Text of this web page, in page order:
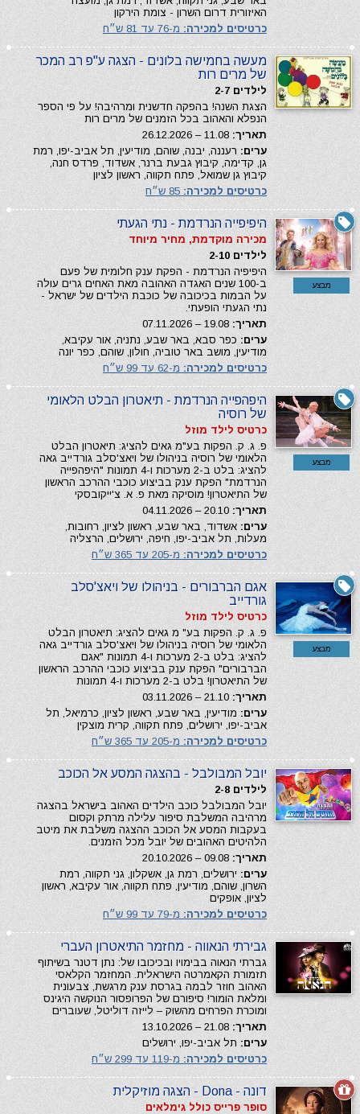
האיזורית דרום השרון - צומת הירקון
כרטיסים למכירה: מ-76 עד 81 ש״ח
מעשה בחמישה בלונים - הצגה ע"פ רב המכר
של מרים רות
לילדים 2-7
הצגת השנה! בהפקה חדשנית ומרהיבה! על פי הספר
הנפלא והאהוב בכל הזמנים של מרים רות
תאריך:
ערים: רעננה, יבנה, שוהם, מודיעין, תל אביב-יפו, רמת
גן, קדימה, קיבוץ גבעת ברנר, אשדוד, פרדס חנה,
קיבוץ גן שמואל, פתח תקווה, ראשון לציון
כרטיסים למכירה:
מבצע
היפיפייה הנרדמת - נתי הגעתי
מכירה מוקדמת, מחיר מיוחד
לילדים 2-10
היפיפיה הנרדמת - הפקת ענק חלומית של פעם
ב-100 שנים האגדה האהובה מאת האחים גרים עולה
על הבמות בכיכובה של כוכבת הילדים של ישראל -
נתי הגעתי הופעתי.
תאריך:
ערים: כפר סבא, באר שבע, נתניה, אור עקיבא,
מודיעין, מושב באר טוביה, חולון, שוהם, כפר יונה
כרטיסים למכירה: מ-62 עד 99 ש״ח
מבצע
היפהפייה הנרדמת - תיאטרון הבלט הלאומי
של רוסיה
כרטיס לילד מוזל
פ. ג. ק. הפקות בע"מ גאים להציג: תיאטרון הבלט
הלאומי של רוסיה בניהולו של ויאצ'סלב גורדייב גאה
להציג: בלט ב-2 מערכות ו-4 תמונות "היפהפייה
הנרדמת" הפקת ענק בביצוע כוכבי ההרכב הראשון
של התיאטרון! מוסיקה מאת פ. א. צ'ייקובסקי
תאריך:
ערים: אשדוד, באר שבע, ראשון לציון, רחובות,
מעלות, תל אביב-יפו, חיפה, ירושלים, הרצליה
כרטיסים למכירה: מ-205 עד 365 ש״ח
מבצע
אגם הברבורים - בניהולו של ויאצ'סלב
גורדייב
כרטיס לילד מוזל
פ. ג. ק. הפקות בע" מ גאים להציג: תיאטרון הבלט
הלאומי של רוסיה בניהולו של ויאצ'סלב גורדייב גאה
להציג: בלט ב-2 מערכות ו-4 תמונות "אגם
הברבורים" הפקת ענק בביצוע כוכבי ההרכב הראשון
של התיאטרון! בלט ב-2 מערכות ו-4 תמונות
תאריך:
ערים: מודיעין, באר שבע, ראשון לציון, כרמיאל, תל
אביב-יפו, ירושלים, פתח תקווה, קרית מוצקין
כרטיסים למכירה: מ-205 עד 365 ש״ח
יובל המבולבל - בהצגה המסע אל הכוכב
לילדים 2-8
יובל המבולבל כוכב הילדים האהוב בישראל בהצגה
מרהיבה המשלבת סיפור עלילה מרתק וקסום
בעקבות המסע אל הכוכב ההצגה משלבת את מיטב
הלהיטים האהובים של יובל מכל הזמנים.
תאריך:
ערים: ירושלים, רמת גן, אשקלון, גני תקווה, רמת
השרון, שוהם, מודיעין, פתח תקווה, אור עקיבא, ראשון
לציון, אופקים
כרטיסים למכירה: מ-79 עד 99 ש״ח
גבירתי הנאווה - מחזמר התיאטרון העברי
גברתי הנאוה בבימויו ובכיכובו של: נתן דטנר בשיתוף
תזמורת הקאמרטה הישראלית. המחזמר הקלאסי
האהוב חוזר לבמה בגרסת ענק מרגשת, צבעונית
ומלאת הומור! סיפורם של הפרופסור הנוקשה היגינס
ומוכרת הפרחים מהשוק – לייזה דוליטל, שעוברים
תאריך:
ערים: תל אביב-יפו, ירושלים
כרטיסים למכירה: מ-119 עד 299 ש״ח
דונה - Dona - הצגה מוזיקלית
סופר פרייס כולל גימלאים